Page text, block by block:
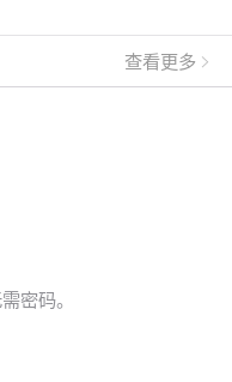
查看更多
密码。